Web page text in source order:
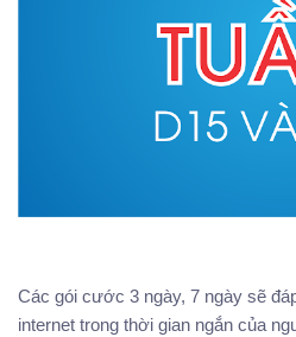
Các gói cước 3 ngày, 7 ngày sẽ
internet trong thời gian ngắn của